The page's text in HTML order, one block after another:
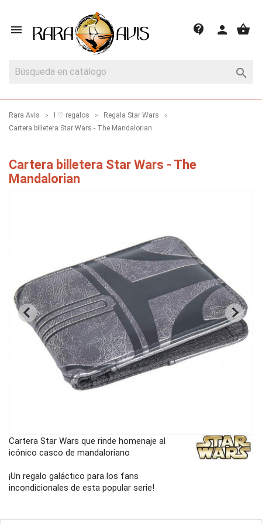
 shopping_basket
person
contact_support

Rara Avis I ♡ regalos
Regala Star Wars
Cartera billetera Star Wars - The Mandalorian
Cartera billetera Star Wars - The
Mandalorian
Cartera Star Wars que rinde homenaje al
icónico casco de mandaloriano
¡Un regalo galáctico para los fans
incondicionales de esta popular serie!